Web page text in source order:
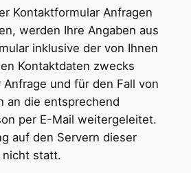
Kontaktformular Anfragen
werden Ihre Angaben aus
inklusive der von Ihnen
Kontaktdaten zwecks
und für den Fall von
an die entsprechend
per E-Mail weitergeleitet.
auf den Servern dieser
statt.